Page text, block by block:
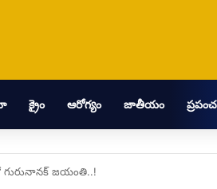
క్రైం ఆరోగ్యం జాతీయం
గురునానక్ జయంతి..!